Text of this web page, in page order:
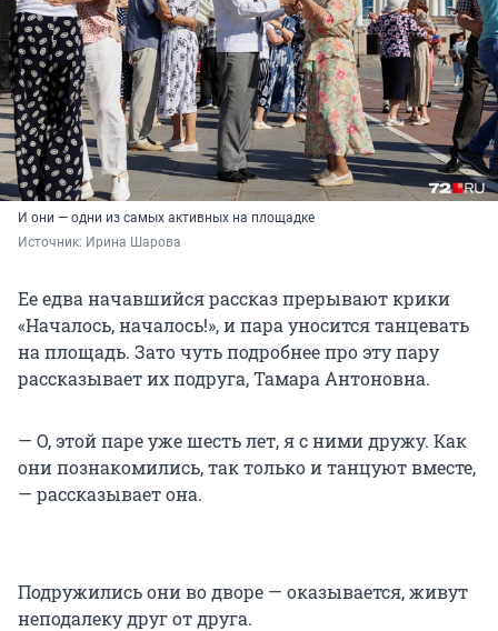
И они — одни из самых активных на площадке
Источник: Ирина Шарова
Ее едва начавшийся рассказ прерывают крики
«Началось, началось!», и пара уносится танцевать
на площадь. Зато чуть подробнее про эту пару
рассказывает их подруга, Тамара Антоновна.
— О, этой паре уже шесть лет, я с ними дружу. Как
они познакомились, так только и танцуют вместе,
— рассказывает она.
Подружились они во дворе — оказывается, живут
неподалеку друг от друга.